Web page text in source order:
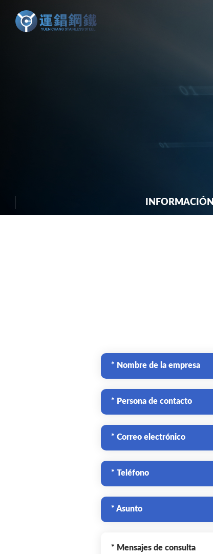
INFORMACIÓN
* Nombre de la empresa
* Persona de contacto
* Correo electrónico
* Teléfono
* Asunto
* Mensajes de consulta